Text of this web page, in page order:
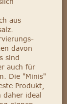
aus
davon
sind
auch für
Die "Minis"
Produkt,
daher ideal